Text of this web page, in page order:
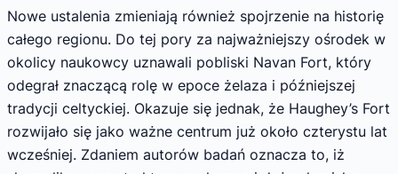
Nowe ustalenia zmieniają również spojrzenie na historię
całego regionu. Do tej pory za najważniejszy ośrodek w
okolicy naukowcy uznawali pobliski Navan Fort, który
odegrał znaczącą rolę w epoce żelaza i późniejszej
tradycji celtyckiej. Okazuje się jednak, że Haughey’s Fort
rozwijało się jako ważne centrum już około czterystu lat
wcześniej. Zdaniem autorów badań oznacza to, iż